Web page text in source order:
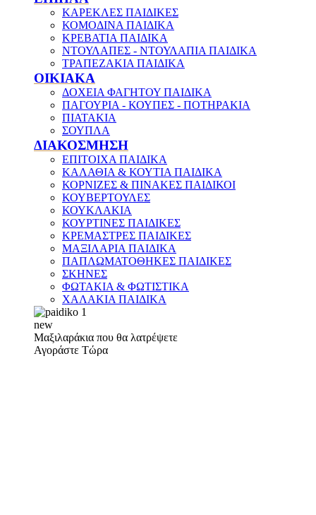
ΚΑΡΕΚΛΕΣ ΠΑΙΔΙΚΕΣ
ΚΟΜΟΔΙΝΑ ΠΑΙΔΙΚΑ
ΚΡΕΒΑΤΙΑ ΠΑΙΔΙΚΑ
ΝΤΟΥΛΑΠΕΣ - ΝΤΟΥΛΑΠΙΑ ΠΑΙΔΙΚΑ
ΤΡΑΠΕΖΑΚΙΑ ΠΑΙΔΙΚΑ
ΟΙΚΙΑΚΑ
ΔΟΧΕΙΑ ΦΑΓΗΤΟΥ ΠΑΙΔΙΚΑ
ΠΑΓΟΥΡΙΑ - ΚΟΥΠΕΣ - ΠΟΤΗΡΑΚΙΑ
ΠΙΑΤΑΚΙΑ
ΣΟΥΠΛΑ
ΔΙΑΚΟΣΜΗΣΗ
ΕΠΙΤΟΙΧΑ ΠΑΙΔΙΚΑ
ΚΑΛΑΘΙΑ & ΚΟΥΤΙΑ ΠΑΙΔΙΚΑ
ΚΟΡΝΙΖΕΣ & ΠΙΝΑΚΕΣ ΠΑΙΔΙΚΟΙ
ΚΟΥΒΕΡΤΟΥΛΕΣ
ΚΟΥΚΛΑΚΙΑ
ΚΟΥΡΤΙΝΕΣ ΠΑΙΔΙΚΕΣ
ΚΡΕΜΑΣΤΡΕΣ ΠΑΙΔΙΚΕΣ
ΜΑΞΙΛΑΡΙΑ ΠΑΙΔΙΚΑ
ΠΑΠΛΩΜΑΤΟΘΗΚΕΣ ΠΑΙΔΙΚΕΣ
ΣΚΗΝΕΣ
ΦΩΤΑΚΙΑ & ΦΩΤΙΣΤΙΚΑ
ΧΑΛΑΚΙΑ ΠΑΙΔΙΚΑ
new
Μαξιλαράκια που θα λατρέψετε
Αγοράστε Τώρα